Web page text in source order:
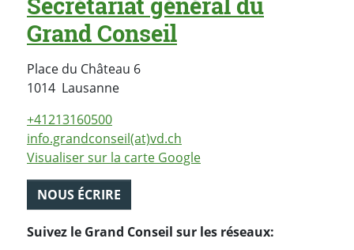
Grand Conseil
Place du Château 6
1014 LausanneSuisse
+41213160500
info.grandconseil(at)vd.ch
Visualiser sur la carte Google
NOUS ÉCRIRE
Suivez le Grand Conseil sur les réseaux: